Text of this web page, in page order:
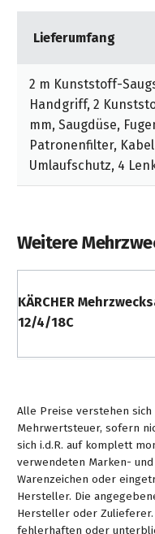
Lieferumfang
2 m Kunststoff-
Handgriff, 2
mm, Saugdüse,
Patronenfilter,
Umlaufschutz, 4
Weitere
KÄRCHER
12/4/18C
Alle Preise verstehen
Mehrwertsteuer, sofern
sich i.d.R. auf komplett
verwendeten Marken-
Warenzeichen oder
Hersteller. Die
Hersteller oder Zulieferer.
fehlerhaften oder